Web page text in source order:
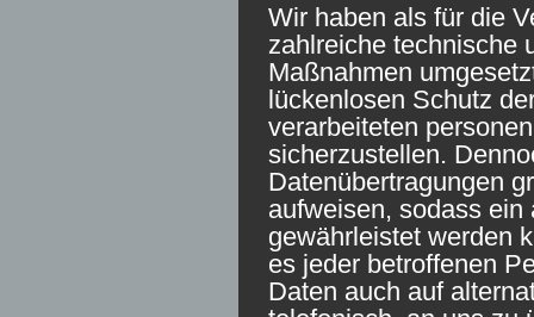
Wir haben als für die
zahlreiche technische
Maßnahmen
lückenlosen Schutz
verarbeiteten
sicherzustellen.
Datenübertragungen
aufweisen, sodass
gewährleistet werden
es jeder betroffenen
Daten auch auf